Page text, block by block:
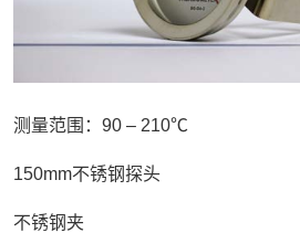
测量范围：90 – 210℃
150mm不锈钢探头
不锈钢夹